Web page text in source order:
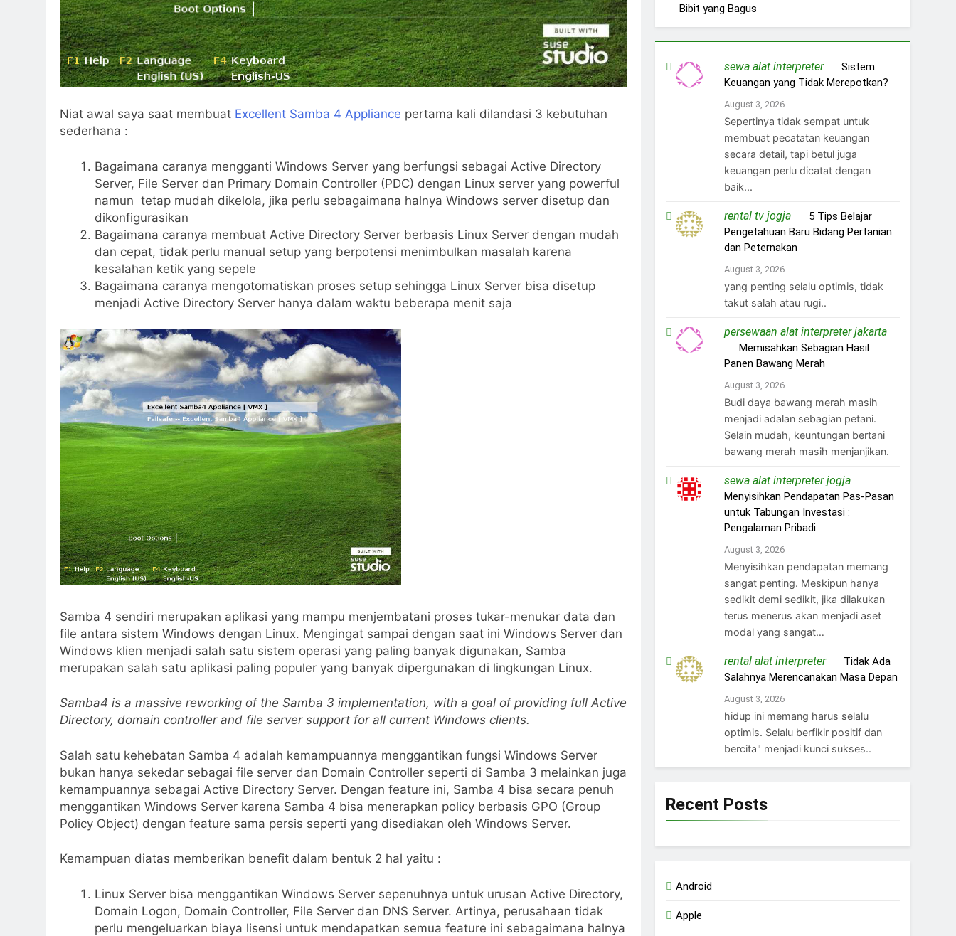
Niat awal saya saat membuat Excellent Samba 4 Appliance pertama kali dilandasi 3 kebutuhan
sederhana :
Bagaimana caranya mengganti Windows Server yang berfungsi sebagai Active Directory
Server, File Server dan Primary Domain Controller (PDC) dengan Linux server yang powerful
namun tetap mudah dikelola, jika perlu sebagaimana halnya Windows server disetup dan
dikonfigurasikan
Bagaimana caranya membuat Active Directory Server berbasis Linux Server dengan mudah
dan cepat, tidak perlu manual setup yang berpotensi menimbulkan masalah karena
kesalahan ketik yang sepele
Bagaimana caranya mengotomatiskan proses setup sehingga Linux Server bisa disetup
menjadi Active Directory Server hanya dalam waktu beberapa menit saja
Samba 4 sendiri merupakan aplikasi yang mampu menjembatani proses tukar-menukar data dan
file antara sistem Windows dengan Linux. Mengingat sampai dengan saat ini Windows Server dan
Windows klien menjadi salah satu sistem operasi yang paling banyak digunakan, Samba
merupakan salah satu aplikasi paling populer yang banyak dipergunakan di lingkungan Linux.
Samba4 is a massive reworking of the Samba 3 implementation, with a goal of providing full Active
Directory, domain controller and file server support for all current Windows clients.
Salah satu kehebatan Samba 4 adalah kemampuannya menggantikan fungsi Windows Server
bukan hanya sekedar sebagai file server dan Domain Controller seperti di Samba 3 melainkan juga
kemampuannya sebagai Active Directory Server. Dengan feature ini, Samba 4 bisa secara penuh
menggantikan Windows Server karena Samba 4 bisa menerapkan policy berbasis GPO (Group
Policy Object) dengan feature sama persis seperti yang disediakan oleh Windows Server.
Kemampuan diatas memberikan benefit dalam bentuk 2 hal yaitu :
Linux Server bisa menggantikan Windows Server sepenuhnya untuk urusan Active Directory,
Domain Logon, Domain Controller, File Server dan DNS Server. Artinya, perusahaan tidak
perlu mengeluarkan biaya lisensi untuk mendapatkan semua feature ini sebagaimana halnya
Bibit yang Bagus
sewa alat interpreteron Sistem
Keuangan yang Tidak Merepotkan?
August 3, 2026
Sepertinya tidak sempat untuk
membuat pecatatan keuangan
secara detail, tapi betul juga
keuangan perlu dicatat dengan
baik...
rental tv jogjaon 5 Tips Belajar
Pengetahuan Baru Bidang Pertanian
dan Peternakan
August 3, 2026
yang penting selalu optimis, tidak
takut salah atau rugi..
persewaan alat interpreter jakarta
Memisahkan Sebagian Hasil
Panen Bawang Merah
August 3, 2026
Budi daya bawang merah masih
menjadi adalan sebagian petani.
Selain mudah, keuntungan bertani
bawang merah masih menjanjikan.
sewa alat interpreter jogjaon
Menyisihkan Pendapatan Pas-Pasan
untuk Tabungan Investasi :
Pengalaman Pribadi
August 3, 2026
Menyisihkan pendapatan memang
sangat penting. Meskipun hanya
sedikit demi sedikit, jika dilakukan
terus menerus akan menjadi aset
modal yang sangat…
rental alat interpreteron Tidak Ada
Salahnya Merencanakan Masa Depan
August 3, 2026
hidup ini memang harus selalu
optimis. Selalu berfikir positif dan
bercita" menjadi kunci sukses..
Recent Posts
Android
Apple